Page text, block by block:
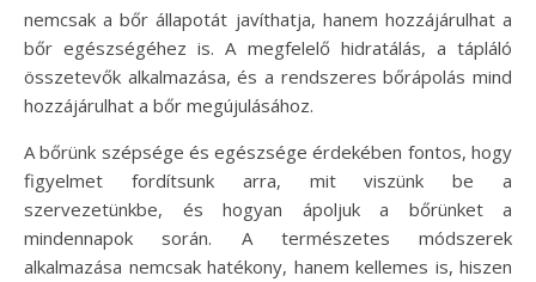
nemcsak a bőr állapotát javíthatja, hanem hozzájárulhat a
bőr egészségéhez is. A megfelelő hidratálás, a tápláló
összetevők alkalmazása, és a rendszeres bőrápolás mind
hozzájárulhat a bőr megújulásához.
A bőrünk szépsége és egészsége érdekében fontos, hogy
figyelmet fordítsunk arra, mit viszünk be a
szervezetünkbe, és hogyan ápoljuk a bőrünket a
mindennapok során. A természetes módszerek
alkalmazása nemcsak hatékony, hanem kellemes is, hiszen